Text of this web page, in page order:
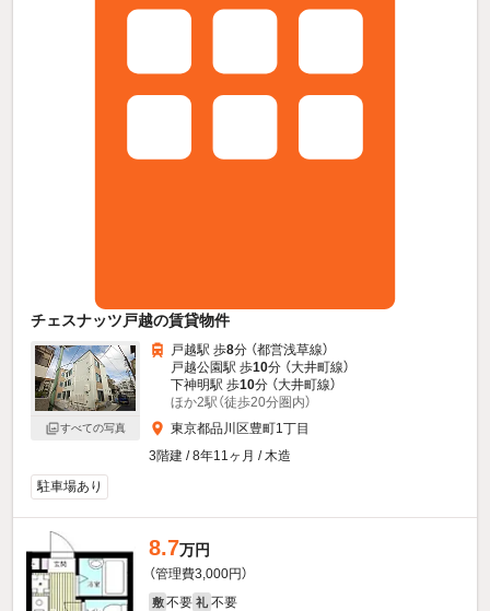
チェスナッツ戸越の賃貸物件
すべての写真
戸越駅 歩8分 （都営浅草線）
戸越公園駅 歩10分 （大井町線）
下神明駅 歩10分 （大井町線）
ほか2駅（徒歩20分圏内）
東京都品川区豊町1丁目
3階建 / 8年11ヶ月 / 木造
駐車場あり
8.7万円
（管理費3,000円）
敷 不要 礼 不要